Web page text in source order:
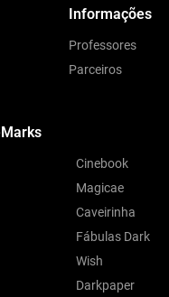
Informações
Professores
Parceiros
Cinebook
Magicae
Caveirinha
Fábulas Dark
Wish
Darkpaper